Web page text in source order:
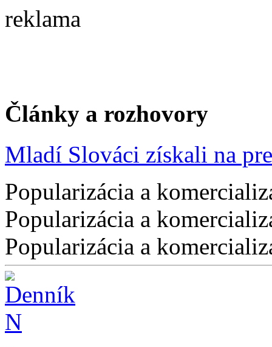
reklama
Články a rozhovory
Mladí Slováci získali na
Popularizácia a
Popularizácia a
Popularizácia a